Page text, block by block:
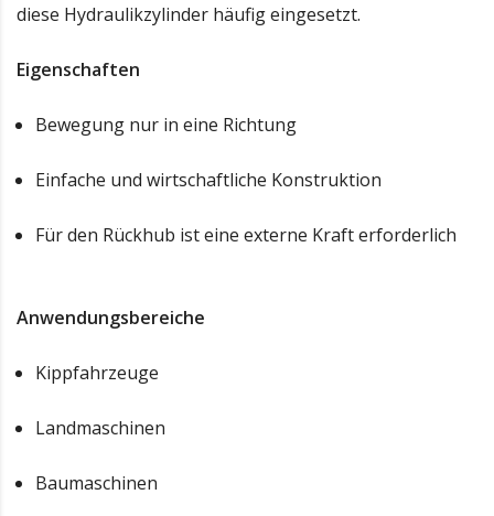
diese Hydraulikzylinder häufig eingesetzt.
Eigenschaften
Bewegung nur in eine Richtung
Einfache und wirtschaftliche Konstruktion
Für den Rückhub ist eine externe Kraft erforderlich
Anwendungsbereiche
Kippfahrzeuge
Landmaschinen
Baumaschinen